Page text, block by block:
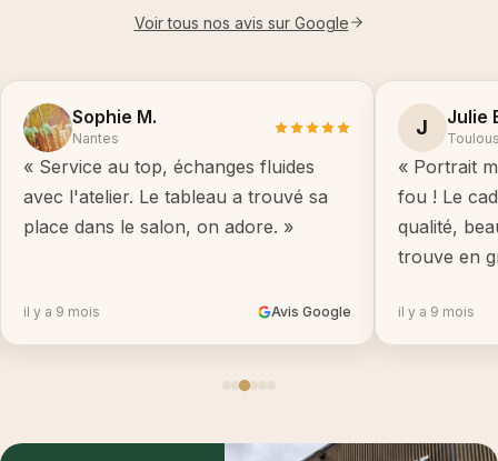
Voir tous nos avis sur Google
Sophie M.
Nantes
« Service au top, échanges fluides
avec l'atelier. Le tableau a trouvé sa
place dans le salon, on adore. »
il y a 9 mois Avis Google
J Julie
« Portrait
fou ! Le
qualité,
trouve en
il y a 9 mois